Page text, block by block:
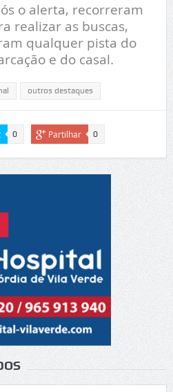
o alerta, recorreram
realizar as buscas,
qualquer pista do
e do casal.
outros destaques
0 Partilhar 0